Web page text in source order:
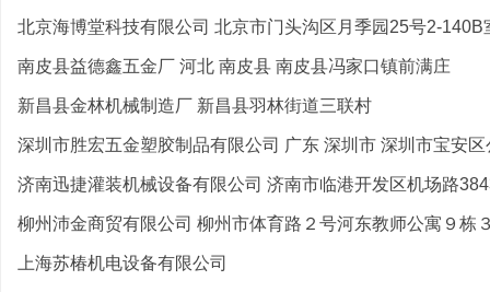
北京海博堂科技有限公司 北京市门头沟区月季园25号2-140B
南皮县益德鑫五金厂 河北 南皮县 南皮县冯家口镇前满庄
新昌县金林机械制造厂 新昌县羽林街道三联村
深圳市胜宏五金塑胶制品有限公司 广东 深圳市 深圳市宝安区
济南迅捷灌装机械设备有限公司 济南市临港开发区机场路
柳州沛金商贸有限公司 柳州市体育路２号河东教师公寓９栋
上海苏椿机电设备有限公司